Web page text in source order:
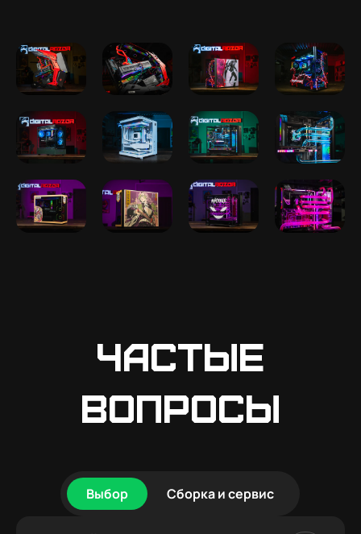
Частые
вопросы
Выбор Сборка и сервис